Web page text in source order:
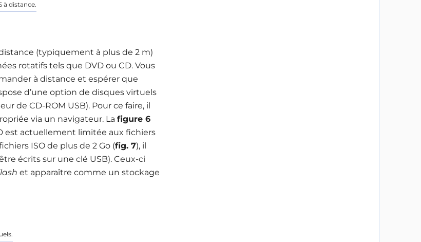
à distance.
(typiquement à plus de 2 m)
rotatifs tels que DVD ou CD. Vous
à distance et espérer que
d’une option de disques virtuels
de CD-ROM USB). Pour ce faire, il
via un navigateur. La figure 6
est actuellement limitée aux fichiers
ISO de plus de 2 Go (fig. 7), il
écrits sur une clé USB). Ceux-ci
et apparaître comme un stockage